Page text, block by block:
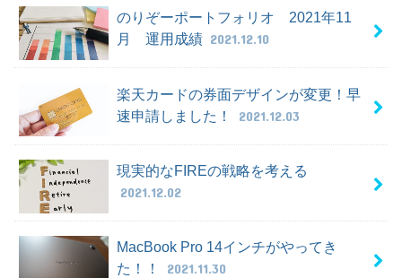
のりぞーポートフォリオ 2021年11
月 運用成績 2021.12.10
楽天カードの券面デザインが変更！早
速申請しました！
2021.12.03
現実的なFIREの戦略を考える
2021.12.02
MacBook Pro 14インチがやってき
た！！
2021.11.30